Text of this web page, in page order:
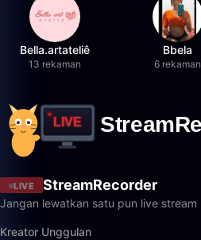
Bella.artateliê
13 rekaman
Bbela
6 rekaman
LIVE StreamRecorder
Jangan lewatkan satu pun live stream
Kreator Unggulan